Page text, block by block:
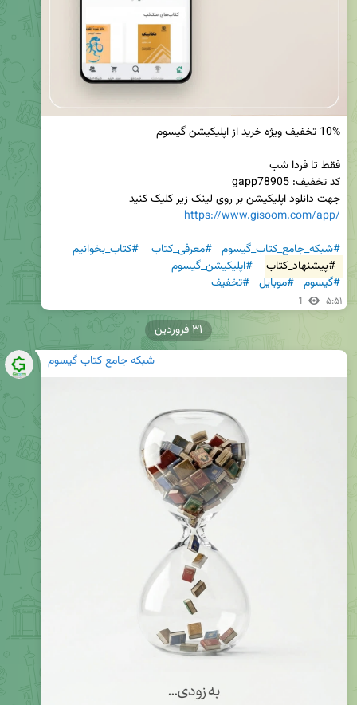
جهت دانلود اپلیکیشن بر روی لینک زیر کلیک کنید
https://www.gisoom.com/app/
#شبکه_جامع_کتاب_گیسوم #معرفی_کتاب
#کتاب_بخوانیم
#پیشنهاد_کتاب
#اپلیکیشن_گیسوم
#گیسوم #موبایل #تخفیف
1 ۵:۵۱
شبکه جامع کتاب گیسوم
۳۱ فروردین